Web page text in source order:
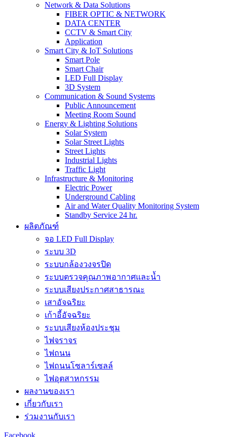
Network & Data Solutions
FIBER OPTIC & NETWORK​
DATA CENTER
CCTV & Smart City
Application
Smart City & IoT Solutions
Smart Pole
Smart Chair
LED Full Display
3D System
Communication & Sound Systems
Public Announcement
Meeting Room Sound
Energy & Lighting Solutions
Solar System
Solar Street Lights
Street Lights
Industrial Lights
Traffic Light
Infrastructure & Monitoring
Electric Power
Underground Cabling
Air and Water Quality Monitoring System
Standby Service 24 hr.
ผลิตภัณฑ์
จอ LED Full Display
ระบบ 3D
ระบบกล้องวงจรปิด
ระบบตรวจคุณภาพอากาศและน้ำ
ระบบเสียงประกาศสาธารณะ
เสาอัจฉริยะ
เก้าอี้อัจฉริยะ
ระบบเสียงห้องประชุม
ไฟจราจร
ไฟถนน
ไฟถนนโซลาร์เซลล์
ไฟอุตสาหกรรม
ผลงานของเรา
เกี่ยวกับเรา
ร่วมงานกับเรา
Facebook